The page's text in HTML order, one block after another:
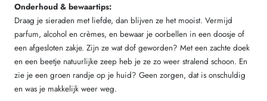
Onderhoud & bewaartips:
Draag je sieraden met liefde, dan blijven ze het mooist. Vermijd
parfum, alcohol en crèmes, en bewaar je oorbellen in een doosje of
een afgesloten zakje. Zijn ze wat dof geworden? Met een zachte doek
en een beetje natuurlijke zeep heb je ze zo weer stralend schoon. En
zie je een groen randje op je huid? Geen zorgen, dat is onschuldig
en was je makkelijk weer weg.